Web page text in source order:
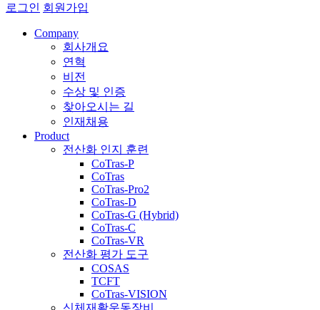
로그인 회원가입
Company
회사개요
연혁
비전
수상 및 인증
찾아오시는 길
인재채용
Product
전산화 인지 훈련
CoTras-P
CoTras
CoTras-Pro2
CoTras-D
CoTras-G (Hybrid)
CoTras-C
CoTras-VR
전산화 평가 도구
COSAS
TCFT
CoTras-VISION
신체재활운동장비